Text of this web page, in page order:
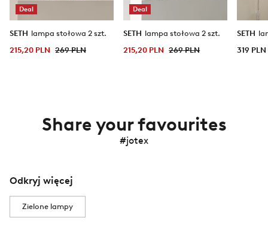
Deal
SETH lampa stołowa 2 szt.
215,20 PLN 269 PLN
Deal
SETH lampa stołowa 2 szt.
215,20 PLN
269 PLN
SETH
319 PLN
Share your favourites
#jotex
Odkryj więcej
Zielone lampy